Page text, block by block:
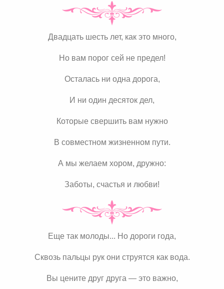
Двадцать шесть лет, как это много,
Но вам порог сей не предел!
Осталась ни одна дорога,
И ни один десяток дел,
Которые свершить вам нужно
В совместном жизненном пути.
А мы желаем хором, дружно:
Заботы, счастья и любви!
Еще так молоды... Но дороги года,
Сквозь пальцы рук они струятся как вода.
Вы цените друг друга — это важно,